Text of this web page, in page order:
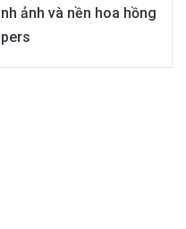
ảnh và nền hoa hồng